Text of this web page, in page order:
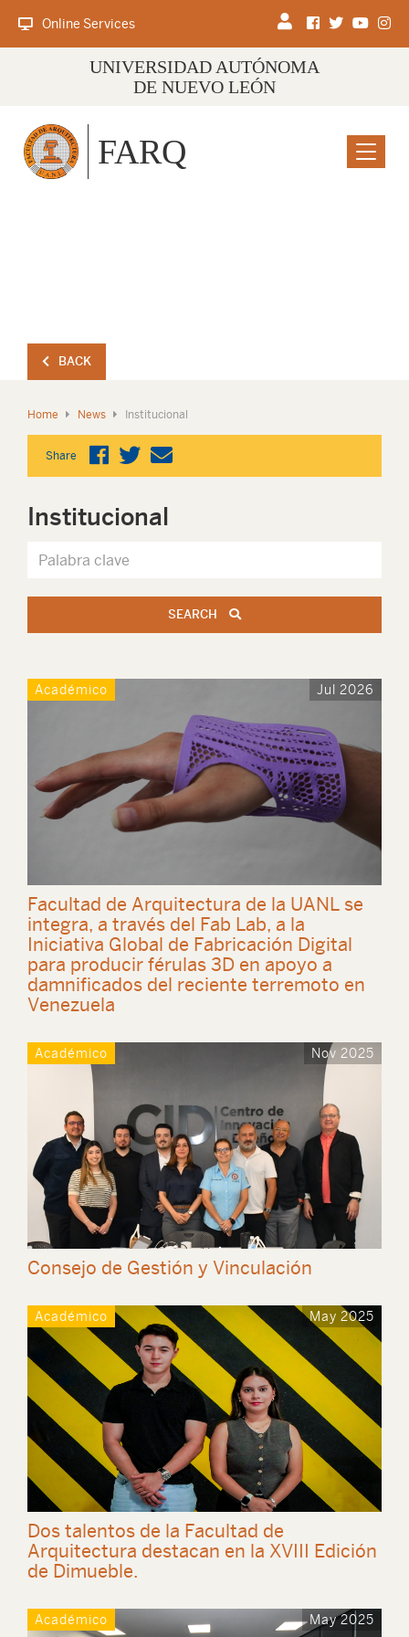
Online Services
UNIVERSIDAD AUTÓNOMA
DE NUEVO LEÓN
Menu
FARQ
BACK
Home News Institucional
Share
Institucional
SEARCH
Académico Jul 2026
Facultad de Arquitectura de la UANL se
integra, a través del Fab Lab, a la
Iniciativa Global de Fabricación Digital
para producir férulas 3D en apoyo a
damnificados del reciente terremoto en
Venezuela
Académico Nov 2025
Consejo de Gestión y Vinculación
Académico May 2025
Dos talentos de la Facultad de
Arquitectura destacan en la XVIII Edición
de Dimueble.
Académico May 2025